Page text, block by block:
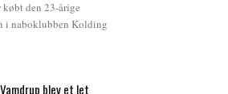
købt den 23-årige
i naboklubben Kolding
blev et let